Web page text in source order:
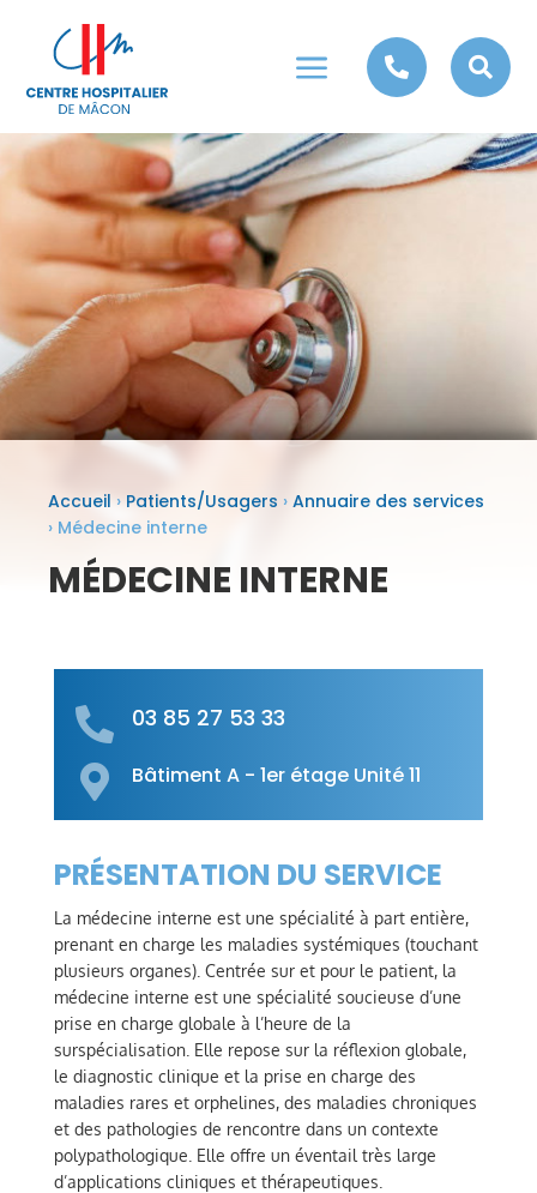
a  
Accueil› Patients/Usagers › Annuaire des services
› Médecine interne
MÉDECINE INTERNE
 03 85 27 53 33
 Bâtiment A - 1er étage Unité 11
PRÉSENTATION DU SERVICE
La médecine interne est une spécialité à part entière,
prenant en charge les maladies systémiques (touchant
plusieurs organes). Centrée sur et pour le patient, la
médecine interne est une spécialité soucieuse d’une
prise en charge globale à l’heure de la
surspécialisation. Elle repose sur la réflexion globale,
le diagnostic clinique et la prise en charge des
maladies rares et orphelines, des maladies chroniques
et des pathologies de rencontre dans un contexte
polypathologique. Elle offre un éventail très large
d’applications cliniques et thérapeutiques.